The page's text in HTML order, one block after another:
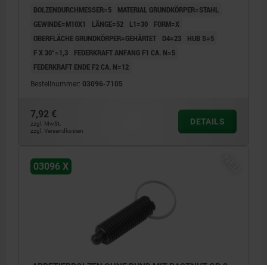
BOLZENDURCHMESSER=5
MATERIAL GRUNDKÖRPER=STAHL
GEWINDE=M10X1
LÄNGE=52 L1=30
FORM=X
OBERFLÄCHE GRUNDKÖRPER=GEHÄRTET
D4=23
HUB S=5
F X 30°=1,3
FEDERKRAFT ANFANG F1 CA. N=5
FEDERKRAFT ENDE F2 CA. N=12
Bestellnummer: 03096-7105
7,92 €
zzgl. MwSt.
zzgl. Versandkosten
DETAILS
03096 X